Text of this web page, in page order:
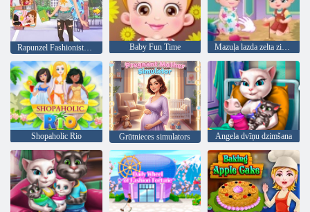
Rapunzel Fashionista par Go Baby Fun Time Mazuļa lazda zelta zivtiņa
Shopaholic Rio Grūtnieces simulators Angela dvīņu dzimšana